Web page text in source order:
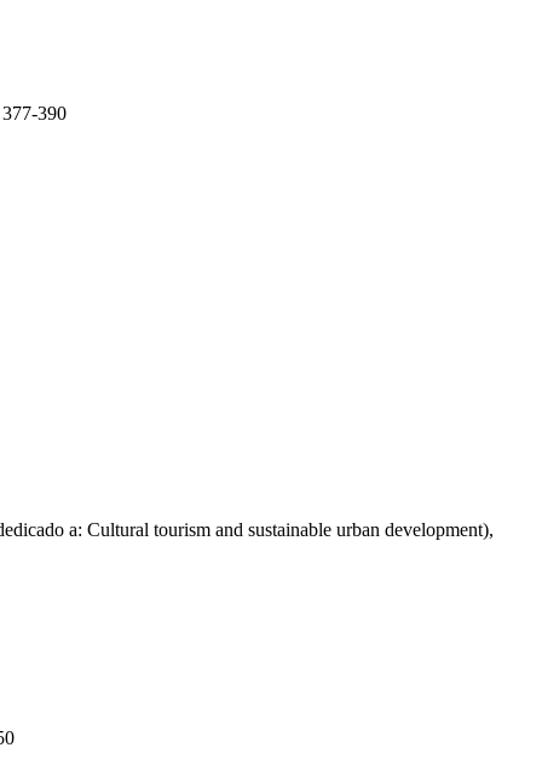
377-390
a: Cultural tourism and sustainable urban development),